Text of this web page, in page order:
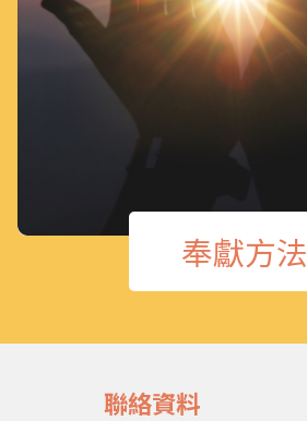
奉獻方法
聯絡資料